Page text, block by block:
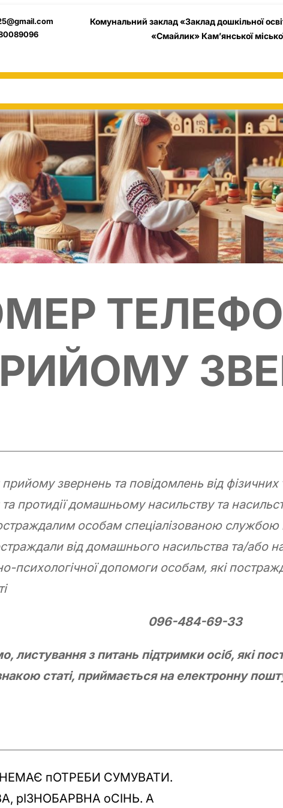
Комунальний заклад «Заклад дошкільної
«Смайлик» Кам’янської
звернень та повідомлень від
протидії домашньому насильству та
особам спеціалізованою
від домашнього насильства та/або
психологічної допомоги особам, які
096-484-69-33
листування з питань підтримки осіб, які
статі, приймається на електронну
пОТРЕБИ СУМУВАТИ.
рІЗНОБАРВНА оСІНЬ. А